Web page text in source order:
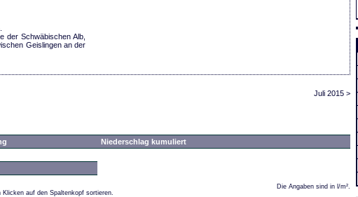
der Schwäbischen Alb,
Geislingen an der
Juli 2015 >
Niederschlag kumuliert
auf den Spaltenkopf sortieren.
Die Angaben sind in l/m².